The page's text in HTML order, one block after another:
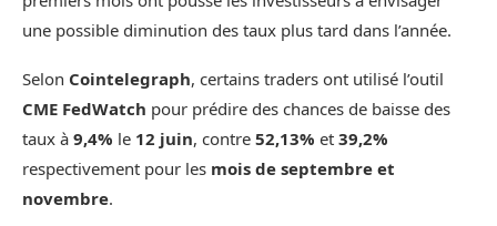
une possible diminution des taux plus tard dans l’année.
Selon Cointelegraph, certains traders ont utilisé l’outil
CME FedWatch pour prédire des chances de baisse des
taux à 9,4% le 12 juin, contre 52,13% et 39,2%
respectivement pour les mois de septembre et
novembre.